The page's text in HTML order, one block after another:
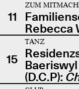
11
ZUM
Rebecca
15
TANZ
(D.C.P):